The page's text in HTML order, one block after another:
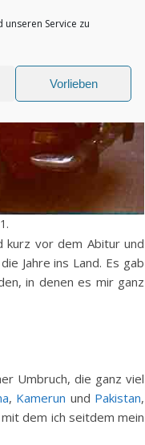
Service zu
Vorlieben
kurz vor dem Abitur und
Jahre ins Land. Es gab
in denen es mir ganz
Umbruch, die ganz viel
, Kamerun und Pakistan,
dem ich seitdem mein